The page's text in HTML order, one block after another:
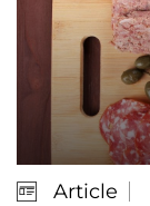
Article